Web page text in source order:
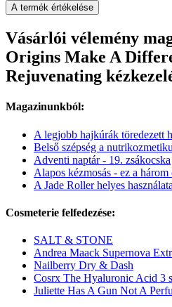
A termék értékelése
Vásárlói vélemény
Origins Make A
Rejuvenating
Magazinunkból:
A legjobb hajkúrák töredezett
Belső szépség a
Adventi naptár - 19. zsákocska
Alapos kézmosás - ez a
A Jade Roller helyes
Cosmeterie felfedezése:
SALT & STONE
Andrea Maack Supernova
Nailberry Dry & Dash
Cosrx The Hyaluronic Acid 3
Juliette Has A Gun Not A